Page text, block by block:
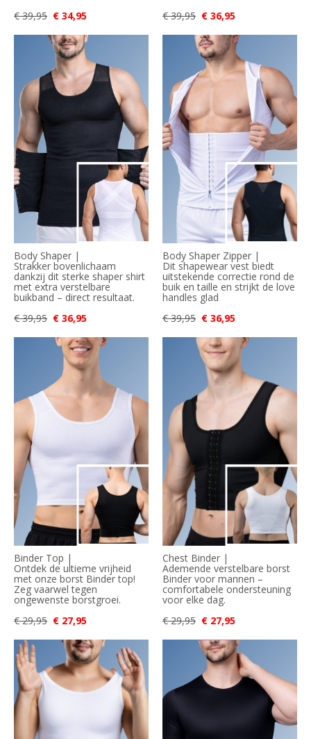
€ 39,95 € 34,95
€ 39,95 € 36,95
Body Shaper |
Strakker bovenlichaam
dankzij dit sterke shaper shirt
met extra verstelbare
buikband – direct resultaat.
€ 39,95 € 36,95
Body Shaper Zipper |
Dit shapewear vest biedt
uitstekende correctie rond de
buik en taille en strijkt de love
handles glad
€ 39,95 € 36,95
Binder Top |
Ontdek de ultieme vrijheid
met onze borst Binder top!
Zeg vaarwel tegen
ongewenste borstgroei.
€ 29,95 € 27,95
Chest Binder |
Ademende verstelbare borst
Binder voor mannen –
comfortabele ondersteuning
voor elke dag.
€ 29,95 € 27,95